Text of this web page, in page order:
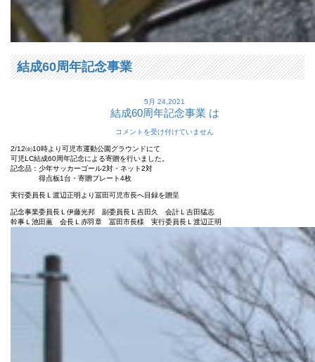
結成60周年記念事業
5月 24,2021
結成60周年記念事業 は
コメントを受け付けていません
2/12㈮10時より可児市運動公園グラウンドにて
可児LC結成60周年記念による寄贈を行いました。
記念品：少年サッカーゴール2対・ネット2対
得点板1台・寄贈プレート4枚
実行委員長Ｌ渡辺正明より冨田可児市長へ目録を贈呈
記念事業委員長Ｌ伊藤光邦 副委員長Ｌ吉田久 会計Ｌ吉田猛志
幹事Ｌ池田薫 会長Ｌ赤羽章 冨田市長様 実行委員長Ｌ渡辺正明